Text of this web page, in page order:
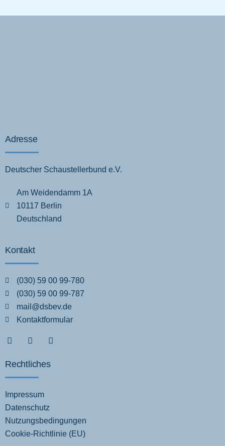
Adresse
Deutscher Schaustellerbund e.V.
Am Weidendamm 1A
10117 Berlin
Deutschland
Kontakt
(030) 59 00 99-780
(030) 59 00 99-787
mail@dsbev.de
Kontaktformular
Rechtliches
Impressum
Datenschutz
Nutzungsbedingungen
Cookie-Richtlinie (EU)